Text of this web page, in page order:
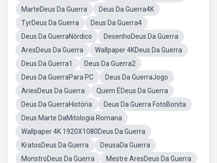
MarteDeus Da Guerra
Deus Da Guerra4K
TyrDeus Da Guerra
Deus Da Guerra4
Deus Da GuerraNórdico
DesenhoDeus Da Guerra
AresDeus Da Guerra
Wallpaper 4KDeus Da Guerra
Deus Da Guerra1
Deus Da Guerra2
Deus Da GuerraPara PC
Deus Da GuerraJogo
AriesDeus Da Guerra
Quem ÉDeus Da Guerra
Deus Da GuerraHistória
Deus Da Guerra FotoBonita
Deus Marte DaMitologia Romana
Wallpaper 4K 1920X1080Deus Da Guerra
KratosDeus Da Guerra
DeusaDa Guerra
MonstroDeus Da Guerra
Mestre AresDeus Da Guerra